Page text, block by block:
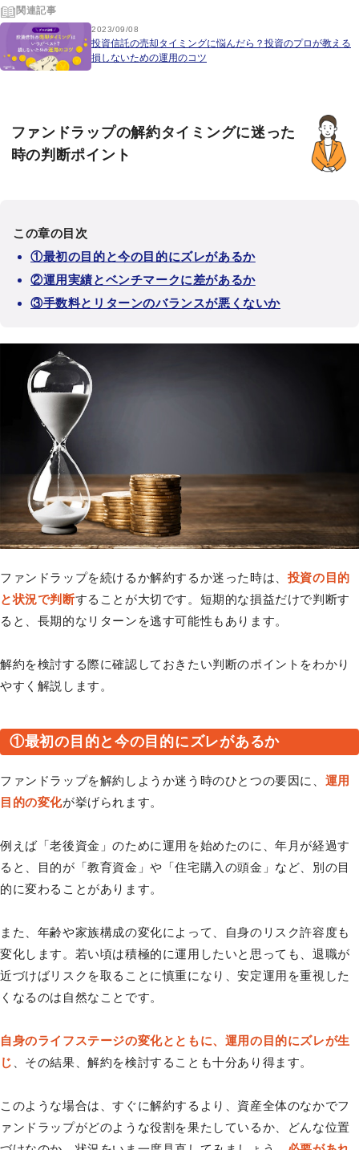
関連記事
2023/09/08
投資信託の売却タイミングに悩んだら？投資のプロが教える
損しないための運用のコツ
ファンドラップの解約タイミングに迷った
時の判断ポイント
この章の目次
①最初の目的と今の目的にズレがあるか
②運用実績とベンチマークに差があるか
③手数料とリターンのバランスが悪くないか
ファンドラップを続けるか解約するか迷った時は、 投資の目的
と状況で判断することが大切です。短期的な損益だけで判断す
ると、長期的なリターンを逃す可能性もあります。
解約を検討する際に確認しておきたい判断のポイントをわかり
やすく解説します。
①最初の目的と今の目的にズレがあるか
ファンドラップを解約しようか迷う時のひとつの要因に、 運用
目的の変化が挙げられます。
例えば「老後資金」のために運用を始めたのに、年月が経過す
ると、目的が「教育資金」や「住宅購入の頭金」など、別の目
的に変わることがあります。
また、年齢や家族構成の変化によって、自身のリスク許容度も
変化します。若い頃は積極的に運用したいと思っても、退職が
近づけばリスクを取ることに慎重になり、安定運用を重視した
くなるのは自然なことです。
自身のライフステージの変化とともに、運用の目的にズレが生
じ 、その結果、解約を検討することも十分あり得ます。
このような場合は、すぐに解約するより、資産全体のなかでフ
ァンドラップがどのような役割を果たしているか、どんな位置